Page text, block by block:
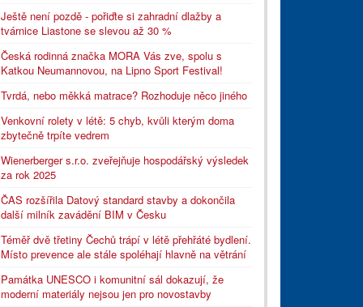
Ještě není pozdě - pořiďte si zahradní dlažby a
tvárnice Liastone se slevou až 30 %
Česká rodinná značka MORA Vás zve, spolu s
Katkou Neumannovou, na Lipno Sport Festival!
Tvrdá, nebo měkká matrace? Rozhoduje něco jiného
Venkovní rolety v létě: 5 chyb, kvůli kterým doma
zbytečně trpíte vedrem
Wienerberger s.r.o. zveřejňuje hospodářský výsledek
za rok 2025
ČAS rozšířila Datový standard stavby a dokončila
další milník zavádění BIM v Česku
Téměř dvě třetiny Čechů trápí v létě přehřáté bydlení.
Místo prevence ale stále spoléhají hlavně na větrání
Památka UNESCO i komunitní sál dokazují, že
moderní materiály nejsou jen pro novostavby